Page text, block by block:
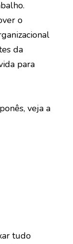
o
da
para
veja a
tudo